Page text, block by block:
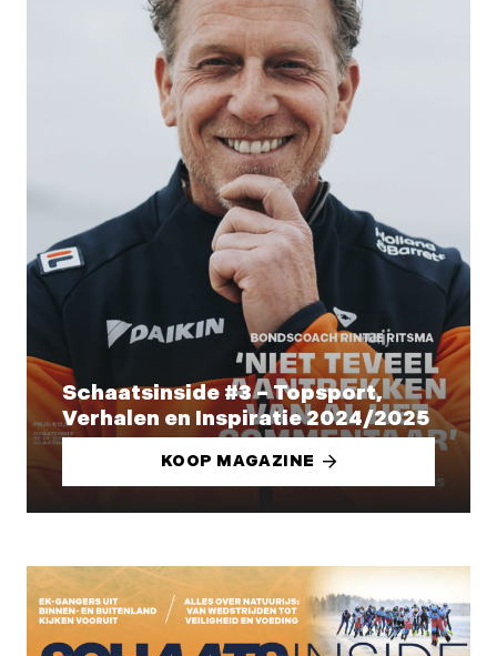
Schaatsinside #3 – Topsport,
Verhalen en Inspiratie 2024/2025
KOOP MAGAZINE